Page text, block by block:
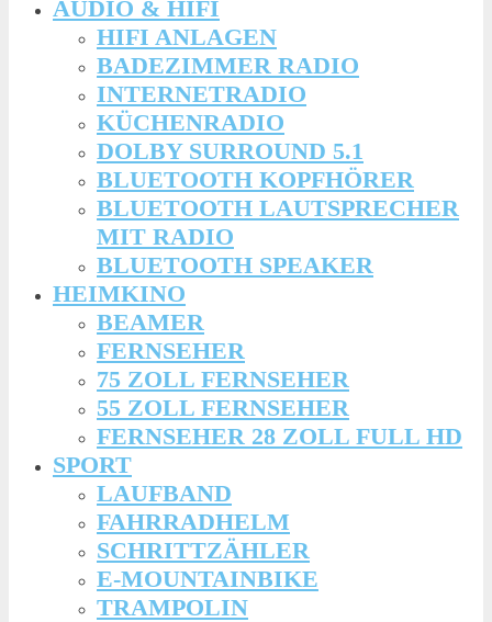
AUDIO & HIFI
HIFI ANLAGEN
BADEZIMMER RADIO
INTERNETRADIO
KÜCHENRADIO
DOLBY SURROUND 5.1
BLUETOOTH KOPFHÖRER
BLUETOOTH LAUTSPRECHER
MIT RADIO
BLUETOOTH SPEAKER
HEIMKINO
BEAMER
FERNSEHER
75 ZOLL FERNSEHER
55 ZOLL FERNSEHER
FERNSEHER 28 ZOLL FULL HD
SPORT
LAUFBAND
FAHRRADHELM
SCHRITTZÄHLER
E-MOUNTAINBIKE
TRAMPOLIN